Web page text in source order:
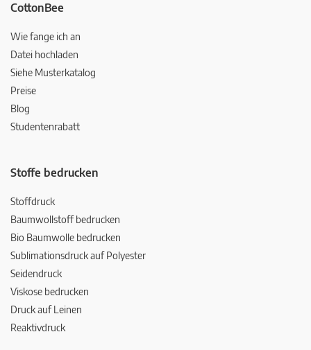
CottonBee
Wie fange ich an
Datei hochladen
Siehe Musterkatalog
Preise
Blog
Studentenrabatt
Stoffe bedrucken
Stoffdruck
Baumwollstoff bedrucken
Bio Baumwolle bedrucken
Sublimationsdruck auf Polyester
Seidendruck
Viskose bedrucken
Druck auf Leinen
Reaktivdruck